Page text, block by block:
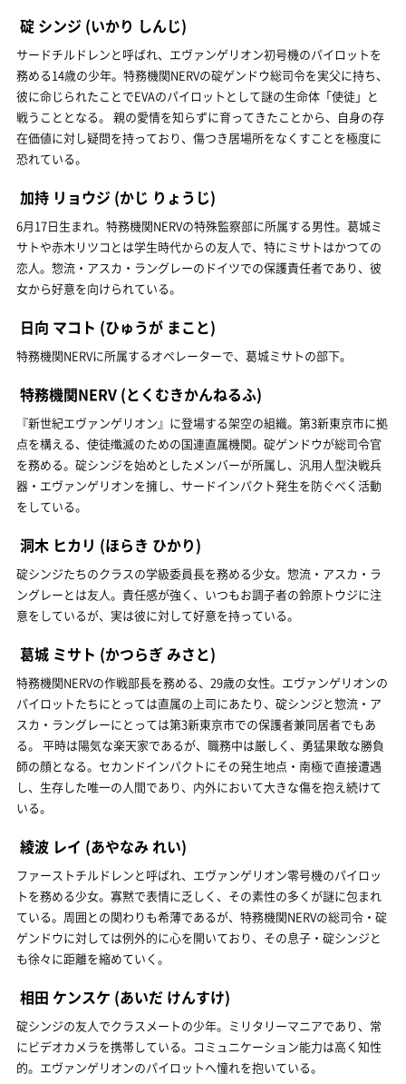
碇 シンジ (いかり しんじ)
サードチルドレンと呼ばれ、エヴァンゲリオン初号機のパイロットを
務める14歳の少年。特務機関NERVの碇ゲンドウ総司令を実父に持ち、
彼に命じられたことでEVAのパイロットとして謎の生命体「使徒」と
戦うこととなる。 親の愛情を知らずに育ってきたことから、自身の存
在価値に対し疑問を持っており、傷つき居場所をなくすことを極度に
恐れている。
加持 リョウジ (かじ りょうじ)
6月17日生まれ。特務機関NERVの特殊監察部に所属する男性。葛城ミ
サトや赤木リツコとは学生時代からの友人で、特にミサトはかつての
恋人。惣流・アスカ・ラングレーのドイツでの保護責任者であり、彼
女から好意を向けられている。
日向 マコト (ひゅうが まこと)
特務機関NERVに所属するオペレーターで、葛城ミサトの部下。
特務機関NERV (とくむきかんねるふ)
『新世紀エヴァンゲリオン』に登場する架空の組織。第3新東京市に拠
点を構える、使徒殲滅のための国連直属機関。碇ゲンドウが総司令官
を務める。碇シンジを始めとしたメンバーが所属し、汎用人型決戦兵
器・エヴァンゲリオンを擁し、サードインパクト発生を防ぐべく活動
をしている。
洞木 ヒカリ (ほらき ひかり)
碇シンジたちのクラスの学級委員長を務める少女。惣流・アスカ・ラ
ングレーとは友人。責任感が強く、いつもお調子者の鈴原トウジに注
意をしているが、実は彼に対して好意を持っている。
葛城 ミサト (かつらぎ みさと)
特務機関NERVの作戦部長を務める、29歳の女性。エヴァンゲリオンの
パイロットたちにとっては直属の上司にあたり、碇シンジと惣流・ア
スカ・ラングレーにとっては第3新東京市での保護者兼同居者でもあ
る。 平時は陽気な楽天家であるが、職務中は厳しく、勇猛果敢な勝負
師の顔となる。セカンドインパクトにその発生地点・南極で直接遭遇
し、生存した唯一の人間であり、内外において大きな傷を抱え続けて
いる。
綾波 レイ (あやなみ れい)
ファーストチルドレンと呼ばれ、エヴァンゲリオン零号機のパイロッ
トを務める少女。寡黙で表情に乏しく、その素性の多くが謎に包まれ
ている。周囲との関わりも希薄であるが、特務機関NERVの総司令・碇
ゲンドウに対しては例外的に心を開いており、その息子・碇シンジと
も徐々に距離を縮めていく。
相田 ケンスケ (あいだ けんすけ)
碇シンジの友人でクラスメートの少年。ミリタリーマニアであり、常
にビデオカメラを携帯している。コミュニケーション能力は高く知性
的。エヴァンゲリオンのパイロットへ憧れを抱いている。